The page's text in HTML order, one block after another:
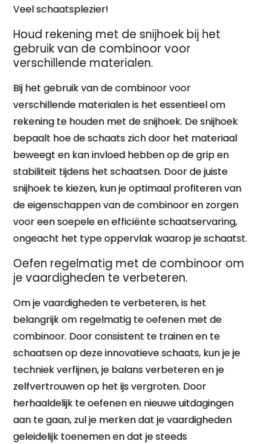
Veel schaatsplezier!
Houd rekening met de snijhoek bij het
gebruik van de combinoor voor
verschillende materialen.
Bij het gebruik van de combinoor voor
verschillende materialen is het essentieel om
rekening te houden met de snijhoek. De snijhoek
bepaalt hoe de schaats zich door het materiaal
beweegt en kan invloed hebben op de grip en
stabiliteit tijdens het schaatsen. Door de juiste
snijhoek te kiezen, kun je optimaal profiteren van
de eigenschappen van de combinoor en zorgen
voor een soepele en efficiënte schaatservaring,
ongeacht het type oppervlak waarop je schaatst.
Oefen regelmatig met de combinoor om
je vaardigheden te verbeteren.
Om je vaardigheden te verbeteren, is het
belangrijk om regelmatig te oefenen met de
combinoor. Door consistent te trainen en te
schaatsen op deze innovatieve schaats, kun je je
techniek verfijnen, je balans verbeteren en je
zelfvertrouwen op het ijs vergroten. Door
herhaaldelijk te oefenen en nieuwe uitdagingen
aan te gaan, zul je merken dat je vaardigheden
geleidelijk toenemen en dat je steeds